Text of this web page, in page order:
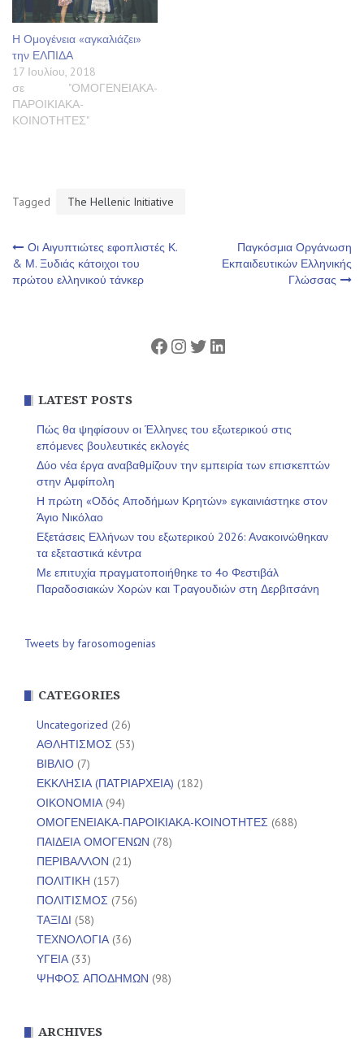
Η Ομογένεια «αγκαλιάζει»
την ΕΛΠΙΔΑ
17 Ιουλίου, 2018
σε "ΟΜΟΓΕΝΕΙΑΚΑ-
ΠΑΡΟΙΚΙΑΚΑ-
ΚΟΙΝΟΤΗΤΕΣ"
Tagged The Hellenic Initiative
Πλοήγηση
άρθρων
Οι Αιγυπτιώτες εφοπλιστές Κ.
& Μ. Ξυδιάς κάτοιχοι του
πρώτου ελληνικού τάνκερ
Παγκόσμια Οργάνωση
Εκπαιδευτικών Ελληνικής
Γλώσσας
Facebook
Instagram
Twitter
Linkedin
LATEST POSTS
Πώς θα ψηφίσουν οι Έλληνες του εξωτερικού στις
επόμενες βουλευτικές εκλογές
Δύο νέα έργα αναβαθμίζουν την εμπειρία των επισκεπτών
στην Αμφίπολη
Η πρώτη «Οδός Αποδήμων Κρητών» εγκαινιάστηκε στον
Άγιο Νικόλαο
Εξετάσεις Ελλήνων του εξωτερικού 2026: Ανακοινώθηκαν
τα εξεταστικά κέντρα
Με επιτυχία πραγματοποιήθηκε το 4ο Φεστιβάλ
Παραδοσιακών Χορών και Τραγουδιών στη Δερβιτσάνη
Tweets by farosomogenias
CATEGORIES
Uncategorized (26)
ΑΘΛΗΤΙΣΜΟΣ (53)
ΒΙΒΛΙΟ (7)
ΕΚΚΛΗΣΙΑ (ΠΑΤΡΙΑΡΧΕΙΑ) (182)
ΟΙΚΟΝΟΜΙΑ(94)
ΟΜΟΓΕΝΕΙΑΚΑ-ΠΑΡΟΙΚΙΑΚΑ-ΚΟΙΝΟΤΗΤΕΣ (688)
ΠΑΙΔΕΙΑ ΟΜΟΓΕΝΩΝ (78)
ΠΕΡΙΒΑΛΛΟΝ (21)
ΠΟΛΙΤΙΚΗ (157)
ΠΟΛΙΤΙΣΜΟΣ (756)
ΤΑΞΙΔΙ (58)
ΤΕΧΝΟΛΟΓΙΑ(36)
ΥΓΕΙΑ(33)
ΨΗΦΟΣ ΑΠΟΔΗΜΩΝ (98)
ARCHIVES